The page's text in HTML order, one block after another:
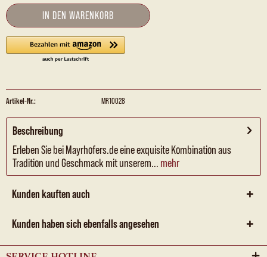
IN DEN WARENKORB
Artikel-Nr.: MR10028
Beschreibung
Erleben Sie bei Mayrhofers.de eine exquisite Kombination aus
Tradition und Geschmack mit unserem... mehr
Kunden kauften auch
Kunden haben sich ebenfalls angesehen